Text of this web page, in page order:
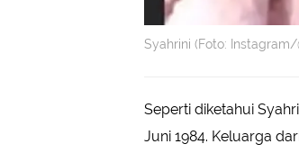
Syahrini (Foto:
Seperti diketahui
Juni 1984. Keluarga